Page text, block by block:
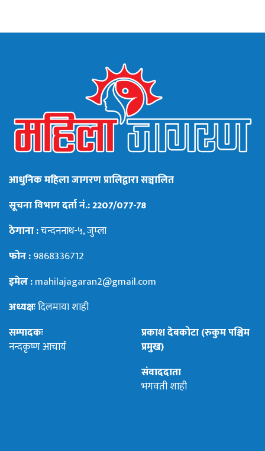
आधुनिक महिला जागरण प्रालिद्वारा सञ्चालित
सूचना विभाग दर्ता नं.: 2207/077-78
ठेगाना :चन्दननाथ-५, जुम्ला
फोन :9868336712
इमेल :mahilajagaran2@gmail.com
अध्यक्षःदिलमाया शाही
सम्पादकः
नन्दकृष्ण आचार्य
प्रकाश देबकोटा (रुकुम पश्चिम
प्रमुख)
संवाददाता
भगवती शाही